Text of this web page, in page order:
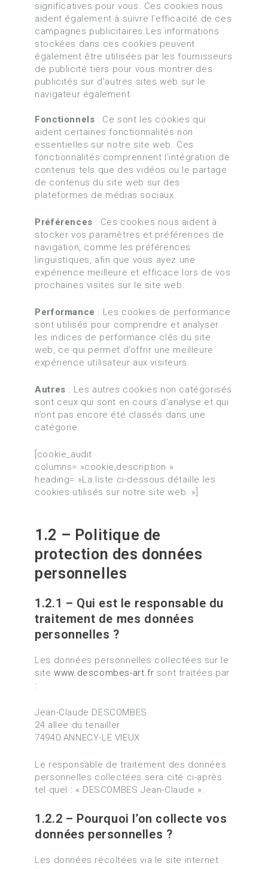
significatives pour vous. Ces cookies nous
aident également à suivre l’efficacité de ces
campagnes publicitaires.Les informations
stockées dans ces cookies peuvent
également être utilisées par les fournisseurs
de publicité tiers pour vous montrer des
publicités sur d’autres sites web sur le
navigateur également.
Fonctionnels : Ce sont les cookies qui
aident certaines fonctionnalités non
essentielles sur notre site web. Ces
fonctionnalités comprennent l’intégration de
contenus tels que des vidéos ou le partage
de contenus du site web sur des
plateformes de médias sociaux.
Préférences : Ces cookies nous aident à
stocker vos paramètres et préférences de
navigation, comme les préférences
linguistiques, afin que vous ayez une
expérience meilleure et efficace lors de vos
prochaines visites sur le site web.
Performance : Les cookies de performance
sont utilisés pour comprendre et analyser
les indices de performance clés du site
web, ce qui permet d’offrir une meilleure
expérience utilisateur aux visiteurs.
Autres : Les autres cookies non catégorisés
sont ceux qui sont en cours d’analyse et qui
n’ont pas encore été classés dans une
catégorie.
[cookie_audit
columns= »cookie,description »
heading= »La liste ci-dessous détaille les
cookies utilisés sur notre site web. »]
1.2 – Politique de
protection des données
personnelles
1.2.1 – Qui est le responsable du
traitement de mes données
personnelles ?
Les données personnelles collectées sur le
sitewww.descombes-art.fr sont traitées par
:
Jean-Claude DESCOMBES
24 allee du tenailler
74940 ANNECY-LE VIEUX
Le responsable de traitement des données
personnelles collectées sera cité ci-après
tel quel : « DESCOMBES Jean-Claude ».
1.2.2 – Pourquoi l’on collecte vos
données personnelles ?
Les données récoltées via le site internet